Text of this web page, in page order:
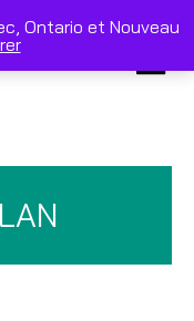
Ontario et Nouveau